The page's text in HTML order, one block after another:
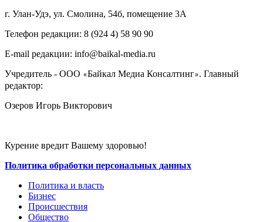
г. Улан-Удэ, ул. Смолина, 54б, помещение 3А
Телефон редакции: ‎‎8 (924 4) 58 90 90
E-mail редакции: info@baikal-media.ru
Учредитель - ООО «Байкал Медиа Консалтинг». Главный
редактор:
Озеров Игорь Викторович
Курение вредит Вашему здоровью!
Политика обработки персональных данных
Политика и власть
Бизнес
Происшествия
Общество